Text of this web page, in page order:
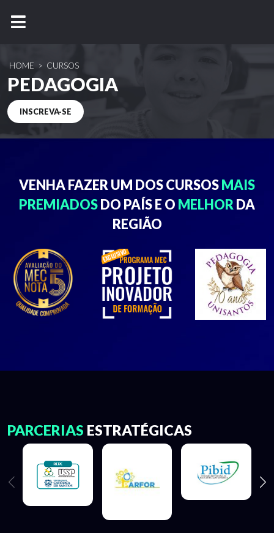
HOME > CURSOS
PEDAGOGIA
INSCREVA-SE
VENHA FAZER UM DOSCURSOSMAIS
PREMIADOSDO PAÍS E O MELHOR DA
REGIÃO
PARCERIAS ESTRATÉGICAS